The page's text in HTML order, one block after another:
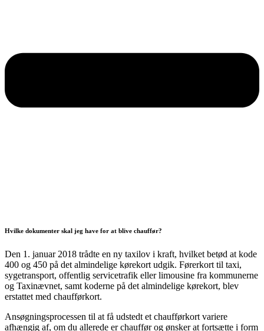
Hvilke dokumenter skal jeg have for at blive chauffør?
Den 1. januar 2018 trådte en ny taxilov i kraft, hvilket betød at kode
400 og 450 på det almindelige kørekort udgik. Førerkort til taxi,
sygetransport, offentlig servicetrafik eller limousine fra kommunerne
og Taxinævnet, samt koderne på det almindelige kørekort, blev
erstattet med chaufførkort.
Ansøgningsprocessen til at få udstedt et chaufførkort variere
afhængig af, om du allerede er chauffør og ønsker at fortsætte i form